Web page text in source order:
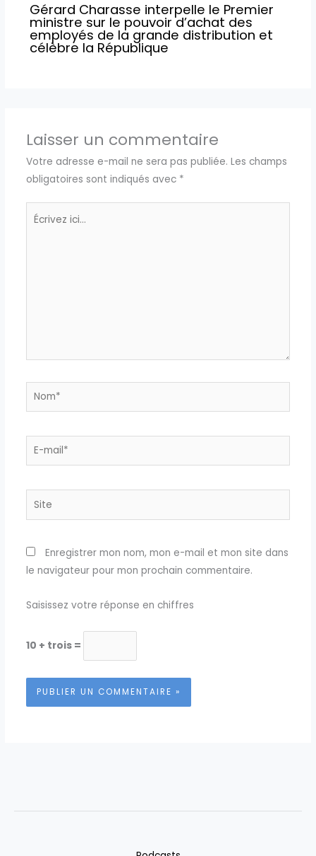
Gérard Charasse interpelle le Premier
ministre sur le pouvoir d’achat des
employés de la grande distribution et
célèbre la République
Laisser un commentaire
Votre adresse e-mail ne sera pas publiée. Les champs
obligatoires sont indiqués avec *
Écrivez
Nom*
E-
mail*
Site
Enregistrer mon nom, mon e-mail et mon site dans
le navigateur pour mon prochain commentaire.
Saisissez votre réponse en chiffres
10 + trois =